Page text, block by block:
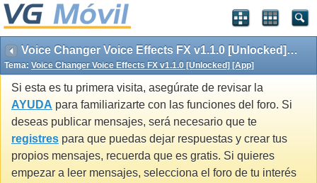
Voice Changer Voice Effects FX v1.1.0 [Unlocked] [App]
Tema: Voice Changer Voice Effects FX v1.1.0 [Unlocked] [App]
Si esta es tu primera visita, asegúrate de revisar la
AYUDA para familiarizarte con las funciones del foro. Si
deseas publicar mensajes, será necesario que te
registres para que puedas dejar respuestas y crear tus
propios mensajes, recuerda que es gratis. Si quieres
empezar a leer mensajes, selecciona el foro de tu interés